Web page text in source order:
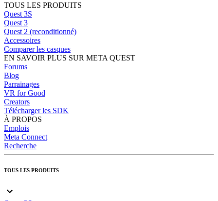
TOUS LES PRODUITS
Quest 3S
Quest 3
Quest 2 (reconditionné)
Accessoires
Comparer les casques
EN SAVOIR PLUS SUR META QUEST
Forums
Blog
Parrainages
VR for Good
Creators
Télécharger les SDK
À PROPOS
Emplois
Meta Connect
Recherche
TOUS LES PRODUITS